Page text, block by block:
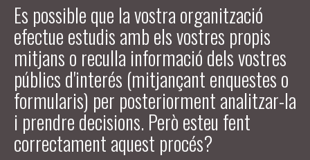
Es possible que la vostra organització
efectue estudis amb els vostres propis
mitjans o reculla informació dels vostres
públics d'interés (mitjançant enquestes o
formularis) per posteriorment analitzar-la
i prendre decisions. Però esteu fent
correctament aquest procés?